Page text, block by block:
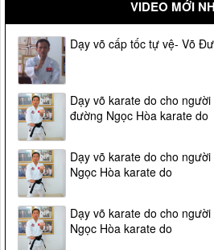
VIDEO MỚI
Dạy võ cấp tốc tự vệ- Võ
Dạy võ karate do cho
đường Ngọc Hòa karate do
Dạy võ karate do cho
Ngọc Hòa karate do
Dạy võ karate do cho
Ngọc Hòa karate do